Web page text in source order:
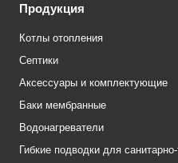
Продукция
Котлы отопления
Септики
Аксессуары и комплектующие
Баки мембранные
Водонагреватели
Гибкие подводки для